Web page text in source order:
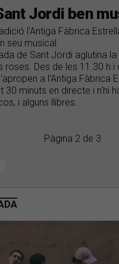
Jordi ben
l'Antiga Fàbrica
seu musical
de Sant Jordi aglutina
roses. Des de les 11.30 h i
a l'Antiga Fàbrica
30 minuts en directe i n'hi
i alguns llibres.
Pàgina 2 de 3